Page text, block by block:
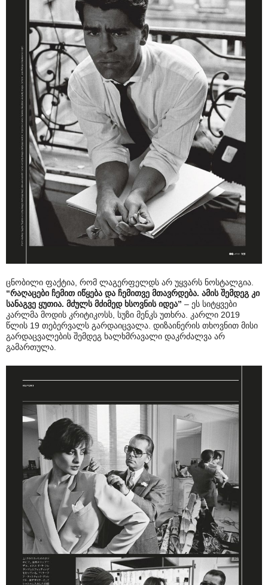
ცნობილი ფაქტია, რომ ლაგერფელდს არ უყვარს ნოსტალგია.
“რაღაცები ჩემით იწყება და ჩემითვე მთავრდება. ამის შემდეგ კი
სანაგვე ყუთია. მძულს მძიმედ ხსოვნის იდეა” – ეს სიტყვები
კარლმა მოდის კრიტიკოსს, სუზი მენკს უთხრა. კარლი 2019
წლის 19 თებერვალს გარდაიცვალა. დიზაინერის თხოვნით მისი
გარდაცვალების შემდეგ ხალხმრავალი დაკრძალვა არ
გამართულა.